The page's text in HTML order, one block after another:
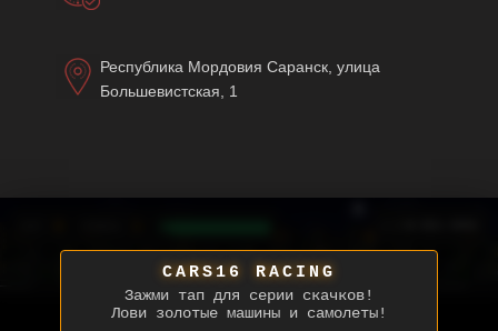
Республика Мордовия Саранск, улица
Большевистская, 1
CARS16 RACING
Зажми тап для серии скачков!
Лови золотые машины и самолеты!